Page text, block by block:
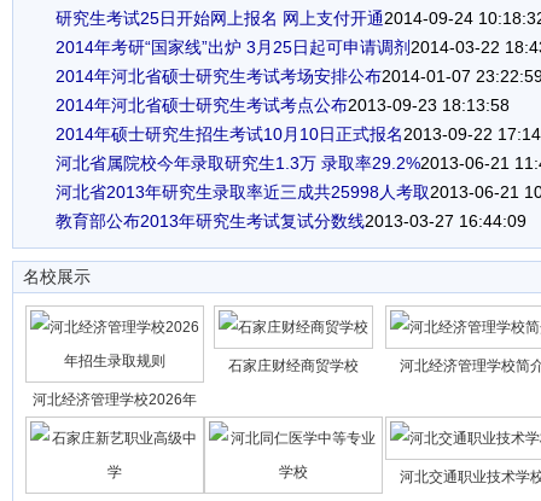
研究生考试25日开始网上报名 网上支付开通2014-09-24
2014年考研“国家线”出炉 3月25日起可申请调剂 2014-03-22
2014年河北省硕士研究生考试考场安排公布2014-01-07
2014年河北省硕士研究生考试考点公布2013-09-23 18:13:58
2014年硕士研究生招生考试10月10日正式报名2013-09-22
河北省属院校今年录取研究生1.3万 录取率29.2%2013-06-21
河北省2013年研究生录取率近三成共25998人考取2013-06-21
教育部公布2013年研究生考试复试分数线2013-03-27 16:44:09
名校展示
河北经济管理学校2026年
石家庄财经商贸学校 河北经济管理学校简
河北交通职业技术学